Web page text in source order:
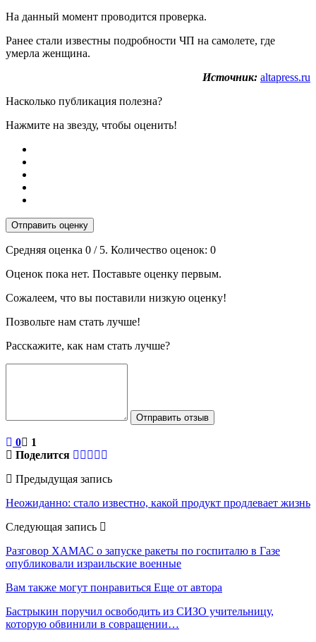
На данный момент проводится проверка.
Ранее стали известны подробности ЧП на самолете, где
умерла женщина.
Источник: altapress.ru
Насколько публикация полезна?
Нажмите на звезду, чтобы оценить!
Отправить оценку
Средняя оценка 0 / 5. Количество оценок: 0
Оценок пока нет. Поставьте оценку первым.
Сожалеем, что вы поставили низкую оценку!
Позвольте нам стать лучше!
Расскажите, как нам стать лучше?
Отправить отзыв
0
1
Поделится
Предыдущая запись
Неожиданно: стало известно, какой продукт продлевает жизнь
Следующая запись
Разговор ХАМАС о запуске ракеты по госпиталю в Газе
опубликовали израильские военные
Вам также могут понравиться Еще от автора
Бастрыкин поручил освободить из СИЗО учительницу,
которую обвинили в совращении…